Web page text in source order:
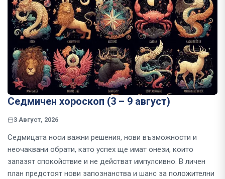
Седмичен хороскоп (3 – 9 август)
3 Август, 2026
Седмицата носи важни решения, нови възможности и
неочаквани обрати, като успех ще имат онези, които
запазят спокойствие и не действат импулсивно. В личен
план предстоят нови запознанства и шанс за положителни